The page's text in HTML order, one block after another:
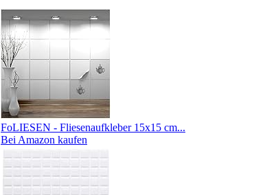
FoLIESEN - Fliesenaufkleber 15x15 cm...
Bei Amazon kaufen